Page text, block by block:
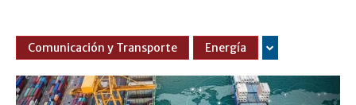
Comunicación y Transporte Energía